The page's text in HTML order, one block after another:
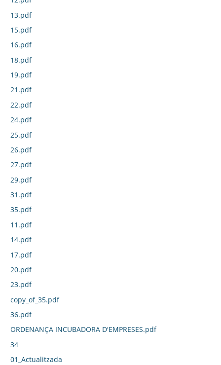
13.pdf
15.pdf
16.pdf
18.pdf
19.pdf
21.pdf
22.pdf
24.pdf
25.pdf
26.pdf
27.pdf
29.pdf
31.pdf
35.pdf
11.pdf
14.pdf
17.pdf
20.pdf
23.pdf
copy_of_35.pdf
36.pdf
ORDENANÇA INCUBADORA D'EMPRESES.pdf
34
01_Actualitzada